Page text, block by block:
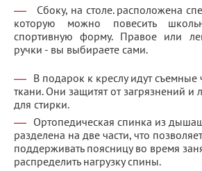
Сбоку, на столе. расположена
которую можно повесить
спортивную форму. Правое или
ручки - вы выбираете сами.
В подарок к креслу идут
ткани. Они защитят от загрязнений и
для стирки.
Ортопедическая спинка из
разделена на две части, что
поддерживать поясницу во время
распределить нагрузку спины.